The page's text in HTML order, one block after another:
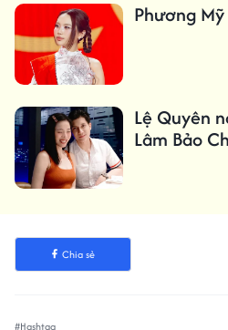
Phương
Lệ Quyên
Lâm Bảo
Chia sẻ
#Hashtag